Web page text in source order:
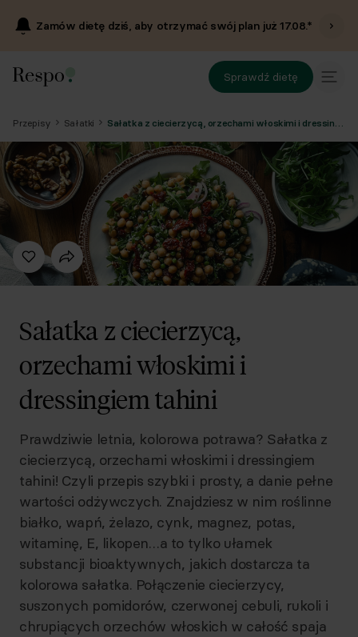
Zamów dietę dziś, aby otrzymać swój plan już17.08.*
Sprawdź dietę
Przepisy Sałatki
Sałatka z ciecierzycą,
orzechami włoskimi i
dressingiem tahini
Prawdziwie letnia, kolorowa potrawa? Sałatka z
ciecierzycą, orzechami włoskimi i dressingiem
tahini! Czyli przepis szybki i prosty, a danie pełne
wartości odżywczych. Znajdziesz w nim roślinne
białko, wapń, żelazo, cynk, magnez, potas,
witaminę, E, likopen…a to tylko ułamek
substancji bioaktywnych, jakich dostarcza ta
kolorowa sałatka. Połączenie ciecierzycy,
suszonych pomidorów, czerwonej cebuli, rukoli i
chrupiących orzechów włoskich w całość spaja